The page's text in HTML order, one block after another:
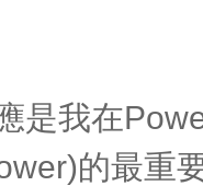
是我在
的最重